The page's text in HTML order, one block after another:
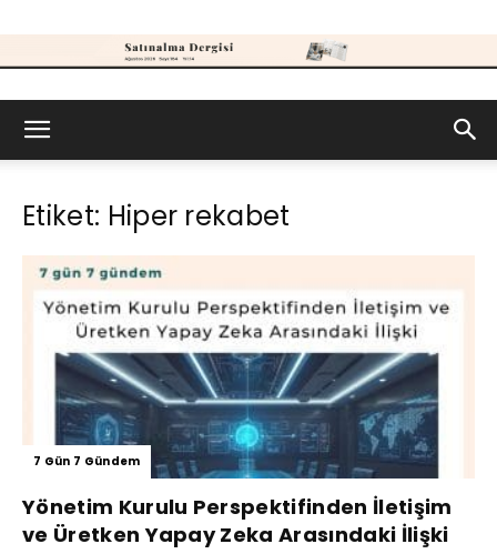
Dergisi
Etiket: Hiper rekabet
7 Gün 7 Gündem
Yönetim Kurulu Perspektifinden İletişim
ve Üretken Yapay Zeka Arasındaki İlişki